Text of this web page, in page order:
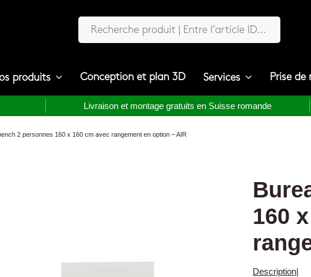
produits Conception et plan 3D Services Prise de
Livraison et montage gratuits en Suisse romande
2 personnes 160 x 160 cm avec rangement en option – AIR
160
Description|